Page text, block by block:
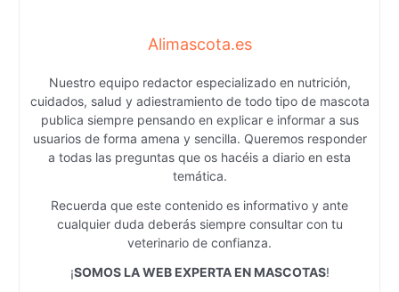
Alimascota.es
Nuestro equipo redactor especializado en nutrición,
cuidados, salud y adiestramiento de todo tipo de mascota
publica siempre pensando en explicar e informar a sus
usuarios de forma amena y sencilla. Queremos responder
a todas las preguntas que os hacéis a diario en esta
temática.
Recuerda que este contenido es informativo y ante
cualquier duda deberás siempre consultar con tu
veterinario de confianza.
¡SOMOS LA WEB EXPERTA EN MASCOTAS!